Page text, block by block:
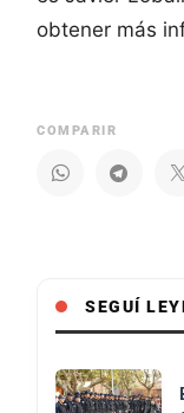
obtener más
COMPARIR
SEGUÍ